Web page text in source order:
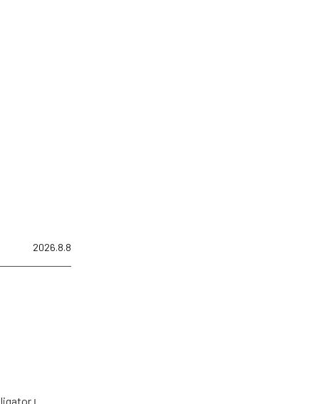
2026.8.8
」